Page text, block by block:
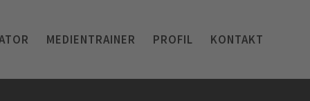
MEDIENTRAINER PROFIL KONTAKT